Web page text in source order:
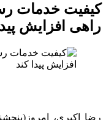
کیفیت خدمات
راهی افزایش